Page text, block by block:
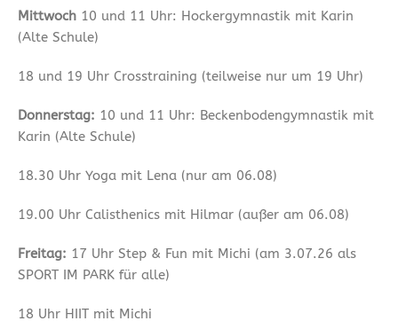
Mittwoch 10 und 11 Uhr: Hockergymnastik mit Karin
(Alte Schule)
18 und 19 Uhr Crosstraining (teilweise nur um 19 Uhr)
Donnerstag: 10 und 11 Uhr: Beckenbodengymnastik mit
Karin (Alte Schule)
18.30 Uhr Yoga mit Lena (nur am 06.08)
19.00 Uhr Calisthenics mit Hilmar (außer am 06.08)
Freitag: 17 Uhr Step & Fun mit Michi (am 3.07.26 als
SPORT IM PARK für alle)
18 Uhr HIIT mit Michi